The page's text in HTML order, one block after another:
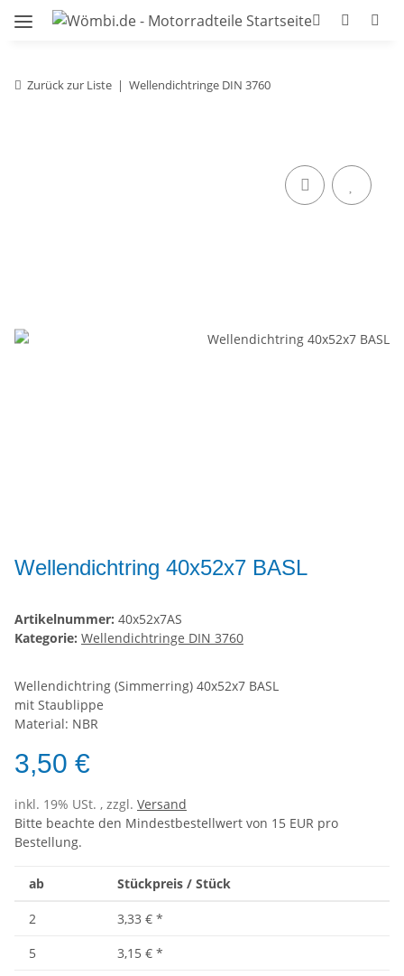
Zurück zur Liste Wellendichtringe DIN 3760
Wellendichtring 40x52x7 BASL
Artikelnummer: 40x52x7AS
Kategorie: Wellendichtringe DIN 3760
Wellendichtring (Simmerring) 40x52x7 BASL
mit Staublippe
Material: NBR
3,50 €
inkl. 19% USt. , zzgl. Versand
Bitte beachte den Mindestbestellwert von 15 EUR pro
Bestellung.
ab Stückpreis / Stück
2 3,33 € *
5
3,15 € *